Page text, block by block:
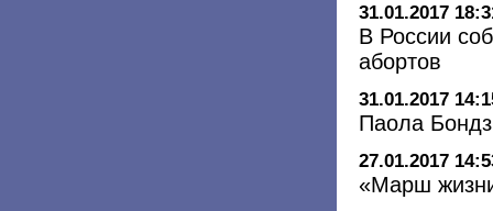
31.01.2017
В России
абортов
31.01.2017
Паола
27.01.2017
«Марш